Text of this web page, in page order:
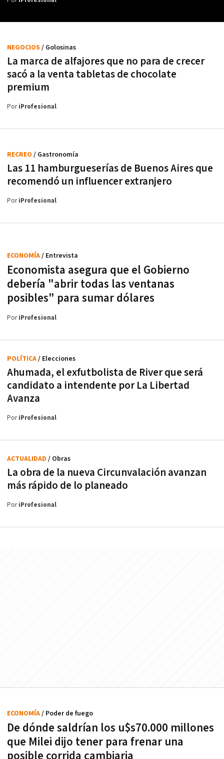
La marca de alfajores que no para de crecer
sacó a la venta tabletas de chocolate
premium
NEGOCIOS / Golosinas
PoriProfesional
Las 11 hamburgueserías de Buenos Aires que
recomendó un influencer extranjero
RECREO / Gastronomía
PoriProfesional
Economista asegura que el Gobierno
debería "abrir todas las ventanas
posibles" para sumar dólares
ECONOMÍA/ Entrevista
PoriProfesional
Ahumada, el exfutbolista de River que será
candidato a intendente por La Libertad
Avanza
POLÍTICA/ Elecciones
PoriProfesional
La obra de la nueva Circunvalación avanzan
más rápido de lo planeado
ACTUALIDAD / Obras
PoriProfesional
De dónde saldrían los u$s70.000 millones
que Milei dijo tener para frenar una
posible corrida cambiaria
ECONOMÍA/ Poder de fuego